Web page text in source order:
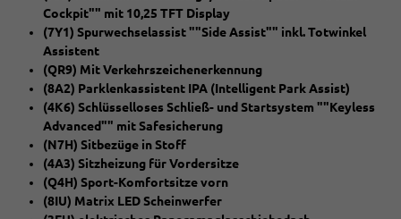
Cockpit"" mit 10,25 TFT Display
(7Y1) Spurwechselassist ""Side Assist"" inkl. Totwinkel
Assistent
(QR9) Mit Verkehrszeichenerkennung
(8A2) Parklenkassistent IPA (Intelligent Park Assist)
(4K6) Schlüsselloses Schließ- und Startsystem ""Keyless
Advanced"" mit Safesicherung
(N7H) Sitbezüge in Stoff
(4A3) Sitzheizung für Vordersitze
(Q4H) Sport-Komfortsitze vorn
(8IU) Matrix LED Scheinwerfer